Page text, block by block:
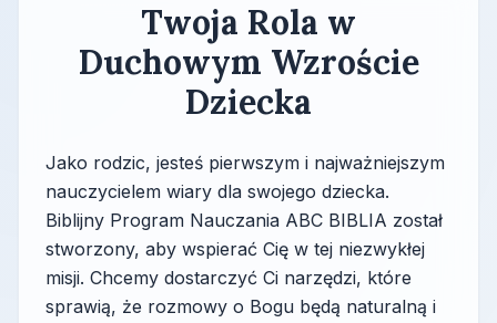
Twoja Rola w
Duchowym Wzroście
Dziecka
Jako rodzic, jesteś pierwszym i najważniejszym
nauczycielem wiary dla swojego dziecka.
Biblijny Program Nauczania ABC BIBLIA został
stworzony, aby wspierać Cię w tej niezwykłej
misji. Chcemy dostarczyć Ci narzędzi, które
sprawią, że rozmowy o Bogu będą naturalną i